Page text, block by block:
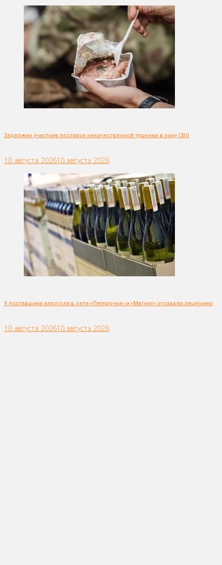
Задержан участник поставок некачественной тушенки в зону СВО
10 августа 202610 августа 2026
У поставщика алкоголя в сети «Пятерочка» и «Магнит» отозвали лицензию
10 августа 202610 августа 2026